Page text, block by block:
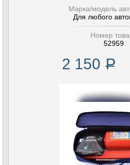
Марка/модель
Для любого
Номер
52959
2 150 Р